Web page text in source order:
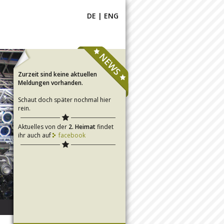
DE | ENG
Zurzeit sind keine aktuellen
Meldungen vorhanden.
Schaut doch später nochmal hier
rein.
Aktuelles von der 2. Heimatfindet
ihr auch auf
facebook